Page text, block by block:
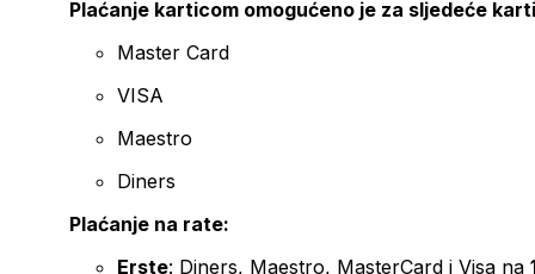
Plaćanje karticom omogućeno je za sljedeće
Master Card
VISA
Maestro
Diners
Plaćanje na rate:
Erste: Diners, Maestro, MasterCard i Visa na